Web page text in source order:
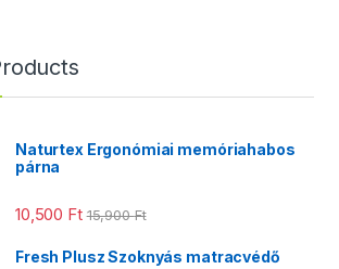
Naturtex Ergonómiai memóriahabos
párna
10,500 Ft 15,900Ft
Fresh Plusz Szoknyás matracvédő